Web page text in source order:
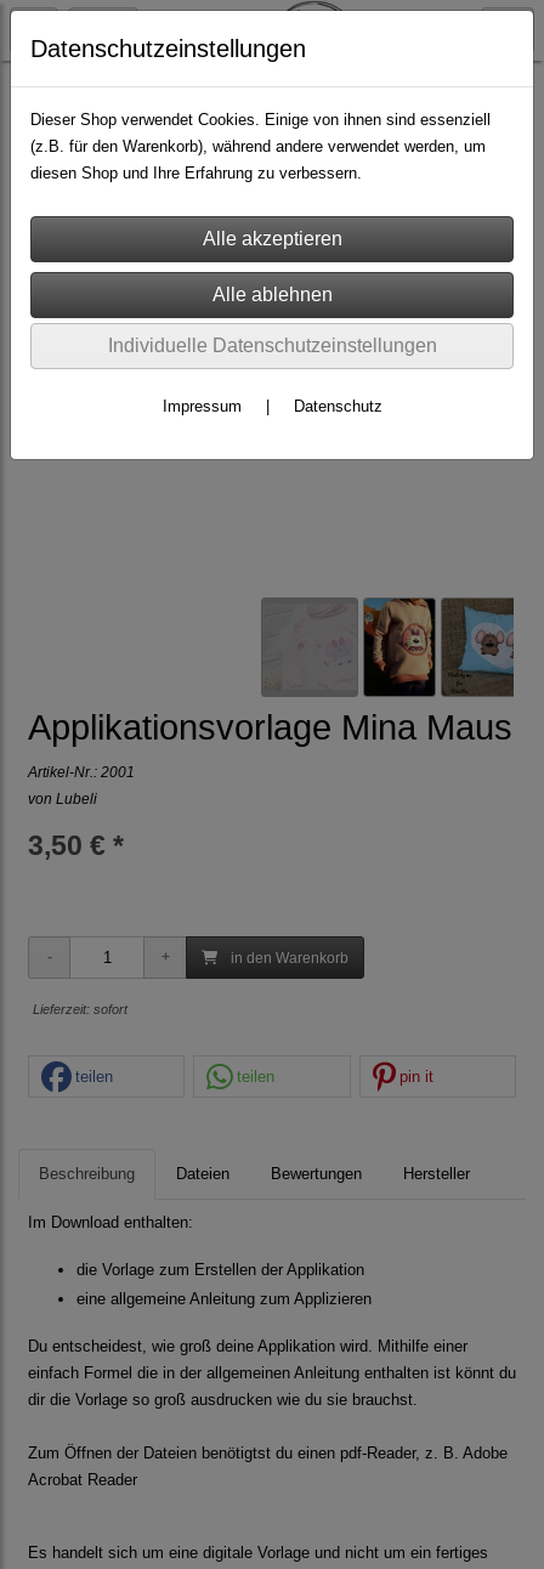
Do it yourself Applikationsvorlagen
Applikationsvorlage Mina Maus
Artikel-Nr.: 2001
von Lubeli
3,50 € *
in den Warenkorb
Lieferzeit: sofort
teilen teilen pin it
Beschreibung Dateien Bewertungen Hersteller
Im Download enthalten:
die Vorlage zum Erstellen der Applikation
eine allgemeine Anleitung zum Applizieren
Du entscheidest, wie groß deine Applikation wird. Mithilfe einer
einfach Formel die in der allgemeinen Anleitung enthalten ist könnt du
dir die Vorlage so groß ausdrucken wie du sie brauchst.
Zum Öffnen der Dateien benötigtst du einen pdf-Reader, z. B. Adobe
Acrobat Reader
Es handelt sich um eine digitale Vorlage und nicht um ein fertiges
Datenschutzeinstellungen
Dieser Shop verwendet Cookies. Einige von ihnen sind essenziell
(z.B. für den Warenkorb), während andere verwendet werden, um
diesen Shop und Ihre Erfahrung zu verbessern.
Individuelle Datenschutzeinstellungen
Impressum Datenschutz